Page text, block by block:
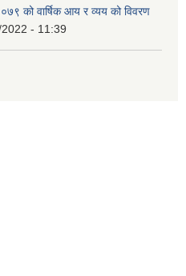
को वार्षिक आय र व्यय को विवरण
- 11:39